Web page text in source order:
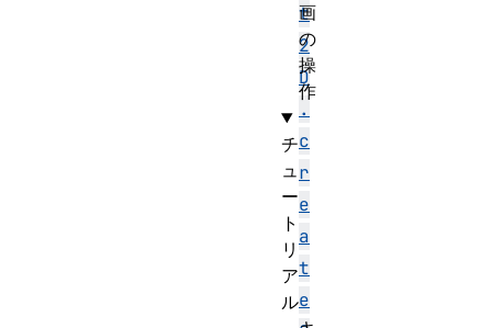
t
2
D
.
c
r
e
a
t
e
画
の
操
作
チ
ュ
ー
ト
リ
ア
ル